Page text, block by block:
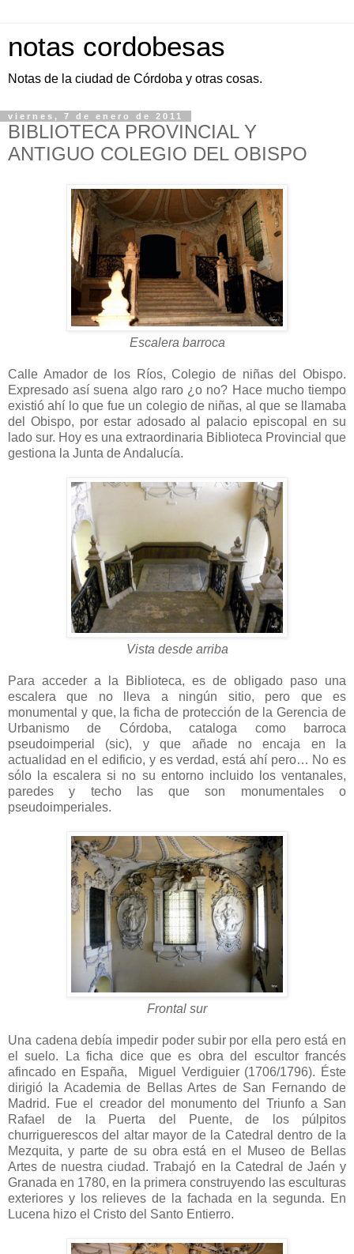
notas cordobesas
Notas de la ciudad de Córdoba y otras cosas.
viernes, 7 de enero de 2011
BIBLIOTECA PROVINCIAL Y
ANTIGUO COLEGIO DEL OBISPO
Escalera barroca
Calle Amador de los Ríos, Colegio de niñas del Obispo.
Expresado así suena algo raro ¿o no? Hace mucho tiempo
existió ahí lo que fue un colegio de niñas, al que se llamaba
del Obispo, por estar adosado al palacio episcopal en su
lado sur. Hoy es una extraordinaria Biblioteca Provincial que
gestiona la Junta de Andalucía.
Vista desde arriba
Para acceder a la Biblioteca, es de obligado paso una
escalera que no lleva a ningún sitio, pero que es
monumental y que, la ficha de protección de la Gerencia de
Urbanismo de Córdoba, cataloga como barroca
pseudoimperial (sic), y que añade no encaja en la
actualidad en el edificio, y es verdad, está ahí pero… No es
sólo la escalera si no su entorno incluido los ventanales,
paredes y techo las que son monumentales o
pseudoimperiales.
Frontal sur
Una cadena debía impedir poder subir por ella pero está en
el suelo. La ficha dice que es obra del escultor francés
afincado en España, Miguel Verdiguier (1706/1796). Éste
dirigió la Academia de Bellas Artes de San Fernando de
Madrid. Fue el creador del monumento del Triunfo a San
Rafael de la Puerta del Puente, de los púlpitos
churriguerescos del altar mayor de la Catedral dentro de la
Mezquita, y parte de su obra está en el Museo de Bellas
Artes de nuestra ciudad. Trabajó en la Catedral de Jaén y
Granada en 1780, en la primera construyendo las esculturas
exteriores y los relieves de la fachada en la segunda. En
Lucena hizo el Cristo del Santo Entierro.